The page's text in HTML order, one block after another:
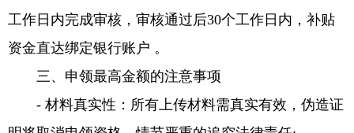
工作日内完成审核，审核通过后30个工作日内，补贴
资金直达绑定银行账户 。
三、申领最高金额的注意事项
- 材料真实性：所有上传材料需真实有效，伪造证